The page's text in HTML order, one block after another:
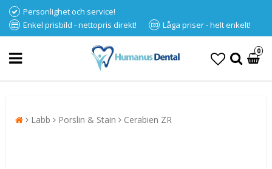
Personlighet och service!
Enkel prisbild - nettopris direkt!
Låga priser - helt enkelt!
0
Labb Porslin & Stain Cerabien ZR